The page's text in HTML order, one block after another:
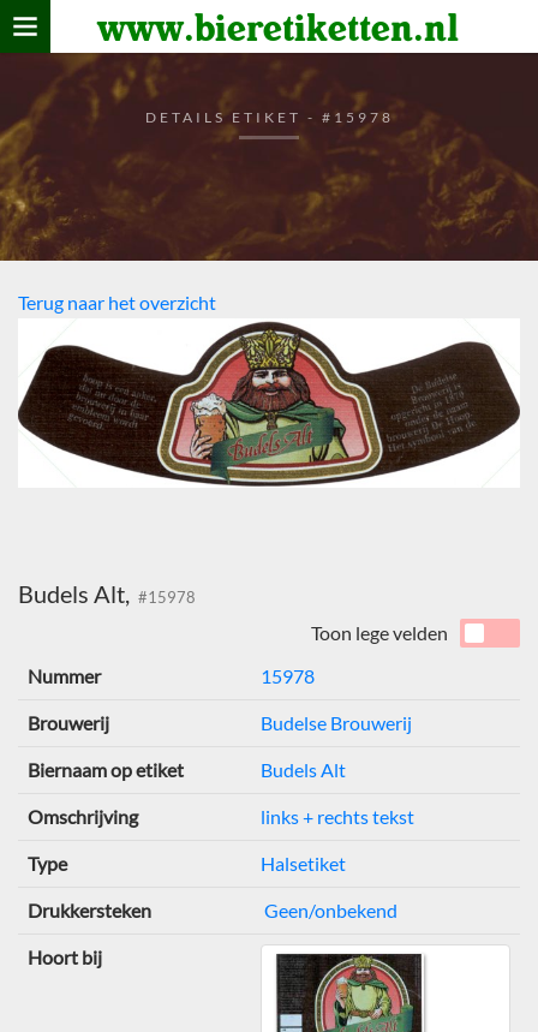
www.bieretiketten.nl
Home
verzamelen
De bierkaart
Bezoekers
DETAILS ETIKET - #15978
Terug naar het overzicht
Budels Alt, #15978
Toon lege velden
Nummer
15978
Brouwerij Budelse Brouwerij
Biernaam op etiket Budels Alt
Omschrijving links + rechts tekst
Type Halsetiket
Drukkersteken Geen/onbekend
Hoort bij